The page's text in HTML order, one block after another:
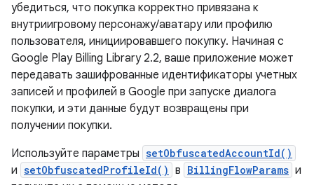
убедиться, что покупка корректно привязана к
внутриигровому персонажу/аватару или профилю
пользователя, инициировавшего покупку. Начиная с
Google Play Billing Library 2.2, ваше приложение может
передавать зашифрованные идентификаторы учетных
записей и профилей в Google при запуске диалога
покупки, и эти данные будут возвращены при
получении покупки.
Используйте параметры setObfuscatedAccountId()
и setObfuscatedProfileId() в BillingFlowParams и